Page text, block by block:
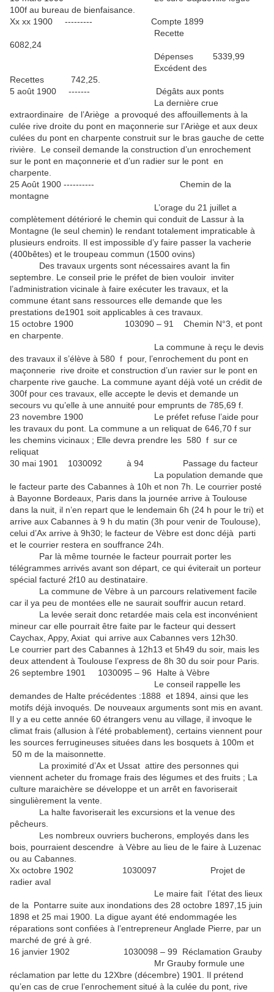
100f au bureau de bienfaisance.
Xx xx 1900 --------- Compte 1899
Recette
6082,24
Dépenses 5339,99
Excédent des
Recettes 742,25.
5 août 1900 ------- Dégâts aux ponts
La dernière crue
extraordinaire de l’Ariège a provoqué des affouillements à la
culée rive droite du pont en maçonnerie sur l’Ariège et aux deux
culées du pont en charpente construit sur le bras gauche de cette
rivière. Le conseil demande la construction d’un enrochement
sur le pont en maçonnerie et d’un radier sur le pont en
charpente.
25 Août 1900 ---------- Chemin de la
montagne
L’orage du 21 juillet a
complètement détérioré le chemin qui conduit de Lassur à la
Montagne (le seul chemin) le rendant totalement impraticable à
plusieurs endroits. Il est impossible d’y faire passer la vacherie
(400bêtes) et le troupeau commun (1500 ovins)
Des travaux urgents sont nécessaires avant la fin
septembre. Le conseil prie le préfet de bien vouloir inviter
l’administration vicinale à faire exécuter les travaux, et la
commune étant sans ressources elle demande que les
prestations de1901 soit applicables à ces travaux.
15 octobre 1900 103090 – 91 Chemin N°3, et pont
en charpente.
La commune à reçu le devis
des travaux il s’élève à 580 f pour, l’enrochement du pont en
maçonnerie rive droite et construction d’un ravier sur le pont en
charpente rive gauche. La commune ayant déjà voté un crédit de
300f pour ces travaux, elle accepte le devis et demande un
secours vu qu’elle à une annuité pour emprunts de 785,69 f.
23 novembre 1900 Le préfet refuse l’aide pour
les travaux du pont. La commune a un reliquat de 646,70 f sur
les chemins vicinaux ; Elle devra prendre les 580 f sur ce
reliquat
30 mai 1901 1030092 à 94 Passage du facteur
La population demande que
le facteur parte des Cabannes à 10h et non 7h. Le courrier posté
à Bayonne Bordeaux, Paris dans la journée arrive à Toulouse
dans la nuit, il n’en repart que le lendemain 6h (24 h pour le tri) et
arrive aux Cabannes à 9 h du matin (3h pour venir de Toulouse),
celui d’Ax arrive à 9h30; le facteur de Vèbre est donc déjà parti
et le courrier restera en souffrance 24h.
Par là même tournée le facteur pourrait porter les
télégrammes arrivés avant son départ, ce qui éviterait un porteur
spécial facturé 2f10 au destinataire.
La commune de Vèbre à un parcours relativement facile
car il ya peu de montées elle ne saurait souffrir aucun retard.
La levée serait donc retardée mais cela est inconvénient
mineur car elle pourrait être faite par le facteur qui dessert
Caychax, Appy, Axiat qui arrive aux Cabannes vers 12h30.
Le courrier part des Cabannes à 12h13 et 5h49 du soir, mais les
deux attendent à Toulouse l’express de 8h 30 du soir pour Paris.
26 septembre 1901 1030095 – 96 Halte à Vèbre
Le conseil rappelle les
demandes de Halte précédentes :1888 et 1894, ainsi que les
motifs déjà invoqués. De nouveaux arguments sont mis en avant.
Il y a eu cette année 60 étrangers venu au village, il invoque le
climat frais (allusion à l’été probablement), certains viennent pour
les sources ferrugineuses situées dans les bosquets à 100m et
50 m de la maisonnette.
La proximité d’Ax et Ussat attire des personnes qui
viennent acheter du fromage frais des légumes et des fruits ; La
culture maraichère se développe et un arrêt en favoriserait
singulièrement la vente.
La halte favoriserait les excursions et la venue des
pêcheurs.
Les nombreux ouvriers bucherons, employés dans les
bois, pourraient descendre à Vèbre au lieu de le faire à Luzenac
ou au Cabannes.
Xx octobre 1902 1030097 Projet de
radier aval
Le maire fait l’état des lieux
de la Pontarre suite aux inondations des 28 octobre 1897,15 juin
1898 et 25 mai 1900. La digue ayant été endommagée les
réparations sont confiées à l’entrepreneur Anglade Pierre, par un
marché de gré à gré.
16 janvier 1902 1030098 – 99 Réclamation Grauby
Mr Grauby formule une
réclamation par lette du 12Xbre (décembre) 1901. Il prétend
qu’en cas de crue l’enrochement situé à la culée du pont, rive